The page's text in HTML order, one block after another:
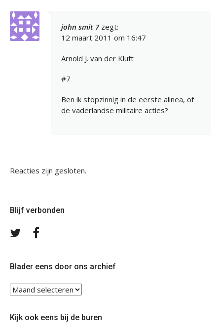
john smit 7 zegt:
12 maart 2011 om 16:47
Arnold J. van der Kluft
#7
Ben ik stopzinnig in de eerste alinea, of
de vaderlandse militaire acties?
Reacties zijn gesloten.
Blijf verbonden
Volg
Blader eens door ons archief
Blader
eens
ons
Kijk ook eens bij de buren